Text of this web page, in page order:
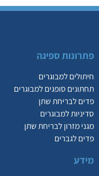
פתרונות ספיגה
חיתולים למבוגרים
תחתונים סופגים למבוגרים
פדים לבריחת שתן
סדיניות למבוגרים
מגני מזרון לבריחת שתן
פדים לגברים
מידע